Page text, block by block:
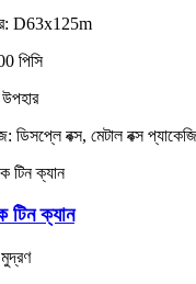
D63x125m
পিসি
ডিসপ্লে বক্স, মেটাল বক্স
টিন ক্যান